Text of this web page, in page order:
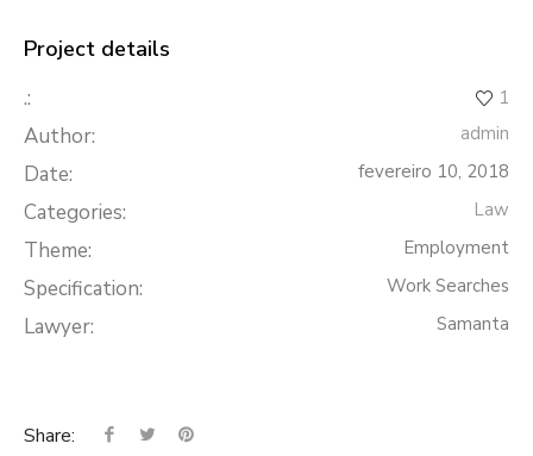
Project details
.: 1
Author: admin
Date: fevereiro 10, 2018
Categories: Law
Theme: Employment
Specification: Work Searches
Lawyer: Samanta
Share: